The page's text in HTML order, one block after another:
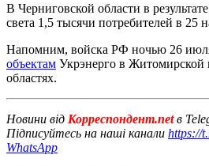
В Черниговской области в
света 1,5 тысячи потребителей в 25
Напомним, войска РФ ночью 26
объектам Укрэнерго в Житомирской
областях.
Новини від Корреспондент.netв
Підписуйтесь на наші канали https://
WhatsApp